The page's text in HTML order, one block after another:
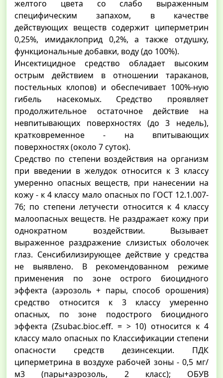
желтого цвета со слабо выраженным
специфическим запахом, в качестве
действующих веществ содержит циперметрин
0,25%, имидаклоприд 0,2%, а также отдушку,
функциональные добавки, воду (до 100%).
Инсектицидное средство обладает высоким
острым действием в отношении тараканов,
постельных клопов) и обеспечивает 100%-ную
гибель насекомых. Средство проявляет
продолжительное остаточное действие на
невпитывающих поверхностях (до 3 недель),
кратковременное - на впитывающих
поверхностях (около 7 суток).
Средство по степени воздействия на организм
при введении в желудок относится к 3 классу
умеренно опасных веществ, при нанесении на
кожу - к 4 классу мало опасных по ГОСТ 12.1.007-
76; по степени летучести относится к 4 классу
малоопасных веществ. Не раздражает кожу при
однократном воздействии. Вызывает
выраженное раздражение слизистых оболочек
глаз. Сенсибилизирующее действие у средства
не выявлено. В рекомендованном режиме
применения по зоне острого биоцидного
эффекта (аэрозоль + пары, способ орошения)
средство относится к 3 классу умеренно
опасных, по зоне подострого биоцидного
эффекта (Zsubac.bioc.eff. = > 10) относится к 4
классу мало опасных по Классификации степени
опасности средств дезинсекции. ПДК
циперметрина в воздухе рабочей зоны - 0,5 мг/
м3 (пары+аэрозоль, 2 класс); ОБУВ